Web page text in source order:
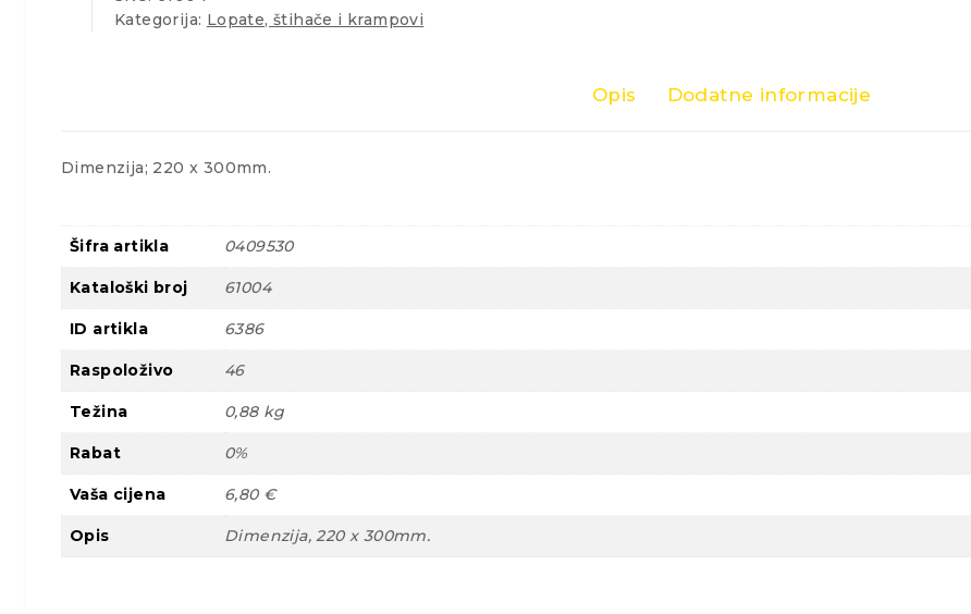
Kategorija: Lopate, štihače i krampovi
Opis Dodatne informacije
Dimenzija; 220 x 300mm.
Šifra artikla 0409530
Kataloški broj 61004
ID artikla 6386
Raspoloživo 46
Težina 0,88 kg
Rabat 0%
Vaša cijena 6,80 €
Opis Dimenzija, 220 x 300mm.